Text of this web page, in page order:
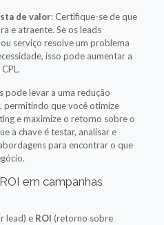
de valor: Certifique-se de que
e atraente. Se os leads
serviço resolve um problema
isso pode aumentar a
pode levar a uma redução
permitindo que você otimize
e maximize o retorno sobre o
a chave é testar, analisar e
para encontrar o que
em campanhas
lead) e ROI (retorno sobre